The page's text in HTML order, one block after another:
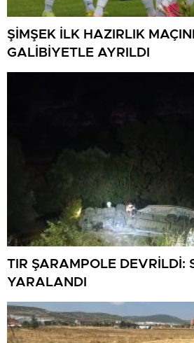
ŞİMŞEK İLK HAZIRLIK
GALİBİYETLE AYRILDI
TIR ŞARAMPOLE DEVRİLDİ:
YARALANDI